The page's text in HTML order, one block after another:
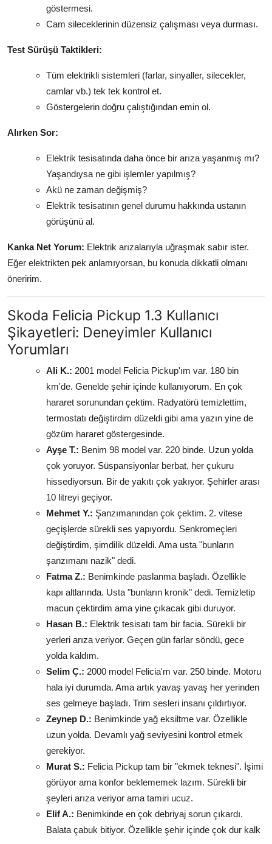
göstermesi.
Cam sileceklerinin düzensiz çalışması veya durması.
Test Sürüşü Taktikleri:
Tüm elektrikli sistemleri (farlar, sinyaller, silecekler,
camlar vb.) tek tek kontrol et.
Göstergelerin doğru çalıştığından emin ol.
Alırken Sor:
Elektrik tesisatında daha önce bir arıza yaşanmış mı?
Yaşandıysa ne gibi işlemler yapılmış?
Akü ne zaman değişmiş?
Elektrik tesisatının genel durumu hakkında ustanın
görüşünü al.
Kanka Net Yorum: Elektrik arızalarıyla uğraşmak sabır ister.
Eğer elektrikten pek anlamıyorsan, bu konuda dikkatli olmanı
öneririm.
Skoda Felicia Pickup 1.3 Kullanıcı
Şikayetleri: Deneyimler Kullanıcı
Yorumları
Ali K.: 2001 model Felicia Pickup'ım var. 180 bin
km'de. Genelde şehir içinde kullanıyorum. En çok
hararet sorunundan çektim. Radyatörü temizlettim,
termostatı değiştirdim düzeldi gibi ama yazın yine de
gözüm hararet göstergesinde.
Ayşe T.: Benim 98 model var. 220 binde. Uzun yolda
çok yoruyor. Süspansiyonlar berbat, her çukuru
hissediyorsun. Bir de yakıtı çok yakıyor. Şehirler arası
10 litreyi geçiyor.
Mehmet Y.: Şanzımanından çok çektim. 2. vitese
geçişlerde sürekli ses yapıyordu. Senkromeçleri
değiştirdim, şimdilik düzeldi. Ama usta "bunların
şanzımanı nazik" dedi.
Fatma Z.: Benimkinde paslanma başladı. Özellikle
kapı altlarında. Usta "bunların kronik" dedi. Temizletip
macun çektirdim ama yine çıkacak gibi duruyor.
Hasan B.: Elektrik tesisatı tam bir facia. Sürekli bir
yerleri arıza veriyor. Geçen gün farlar söndü, gece
yolda kaldım.
Selim Ç.: 2000 model Felicia'm var. 250 binde. Motoru
hala iyi durumda. Ama artık yavaş yavaş her yerinden
ses gelmeye başladı. Trim sesleri insanı çıldırtıyor.
Zeynep D.: Benimkinde yağ eksiltme var. Özellikle
uzun yolda. Devamlı yağ seviyesini kontrol etmek
gerekiyor.
Murat S.: Felicia Pickup tam bir "ekmek teknesi". İşimi
görüyor ama konfor beklememek lazım. Sürekli bir
şeyleri arıza veriyor ama tamiri ucuz.
Elif A.: Benimkinde en çok debriyaj sorun çıkardı.
Balata çabuk bitiyor. Özellikle şehir içinde çok dur kalk